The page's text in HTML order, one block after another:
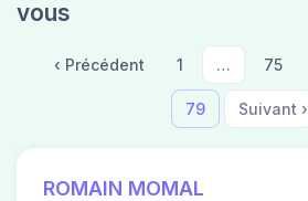
vous
‹ Précédent 1 … 75
79 Suivant ›
ROMAIN MOMAL